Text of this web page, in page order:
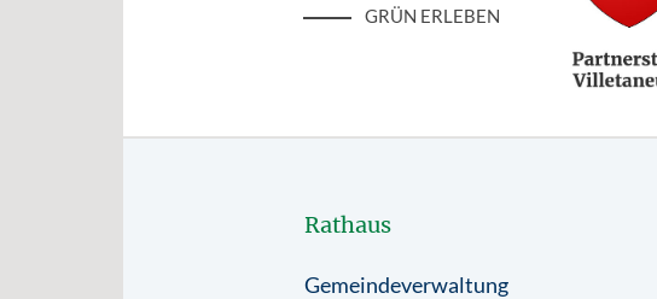
GRÜN ERLEBEN
Rathaus
Gemeindeverwaltung